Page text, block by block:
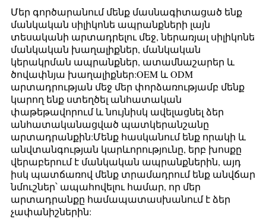
Մեր գործարանում մենք մասնագիտացած ենք
մանկական սիլիկոնե ապրանքների լայն
տեսականի արտադրելու մեջ, ներառյալ սիլիկոնե
մանկական խաղալիքներ, մանկական
կերակրման ապրանքներ, ատամնաշարեր և
ծովափնյա խաղալիքներ:OEM և ODM
արտադրության մեջ մեր փորձառությամբ մենք
կարող ենք ստեղծել անհատական ​​
փաթեթավորում և նույնիսկ ավելացնել ձեր
անհատականացված պատկերանշանը
արտադրանքին:Մենք հասկանում ենք որակի և
անվտանգության կարևորությունը, երբ խոսքը
վերաբերում է մանկական ապրանքներին, այդ
իսկ պատճառով մենք տրամադրում ենք անվճար
նմուշներ՝ ապահովելու համար, որ մեր
արտադրանքը համապատասխանում է ձեր
չափանիշներին: